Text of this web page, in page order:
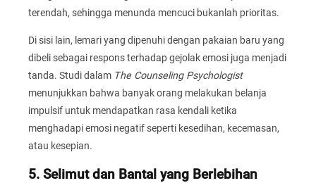
terendah, sehingga menunda mencuci bukanlah prioritas.
Di sisi lain, lemari yang dipenuhi dengan pakaian baru yang
dibeli sebagai respons terhadap gejolak emosi juga menjadi
tanda. Studi dalam The Counseling Psychologist
menunjukkan bahwa banyak orang melakukan belanja
impulsif untuk mendapatkan rasa kendali ketika
menghadapi emosi negatif seperti kesedihan, kecemasan,
atau kesepian.
5. Selimut dan Bantal yang Berlebihan